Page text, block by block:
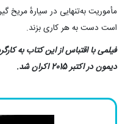
مأموریت به‌تنهایی در سیارهٔ مریخ
است دست به هر کاری بزند.
فیلمی با اقتباس از این کتاب به
دیمون در اکتبر 2015 اکران شد.